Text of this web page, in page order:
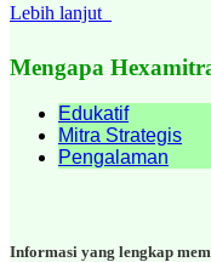
Lebih lanjut
Mengapa
Edukatif
Mitra Strategis
Pengalaman
Informasi yang lengkap